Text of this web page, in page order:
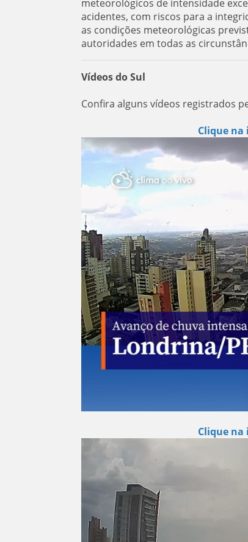
meteorológicos de intensidade
acidentes, com riscos para a
as condições meteorológicas
autoridades em todas as
Vídeos do Sul
Confira alguns vídeos registrados
Clique na
Clique na